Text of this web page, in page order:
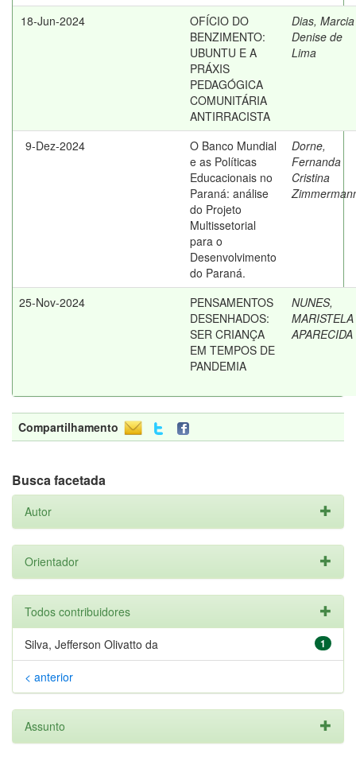
18-Jun-2024
OFÍCIO DO
BENZIMENTO:
UBUNTU E A
PRÁXIS
PEDAGÓGICA
COMUNITÁRIA
ANTIRRACISTA
Dias, Marcia
Denise de
Lima
9-Dez-2024
O Banco Mundial
e as Políticas
Educacionais no
Paraná: análise
do Projeto
Multissetorial
para o
Desenvolvimento
do Paraná.
Dorne,
Fernanda
Cristina
25-Nov-2024
PENSAMENTOS
DESENHADOS:
SER CRIANÇA
EM TEMPOS DE
PANDEMIA
NUNES,
MARISTELA
APARECIDA
Compartilhamento
Busca facetada
Autor
Orientador
Todos contribuidores
1
Silva, Jefferson Olivatto da
< anterior
Assunto